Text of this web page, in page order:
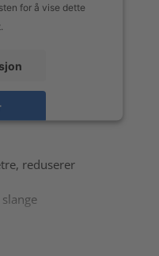
for å vise dette
reduserer